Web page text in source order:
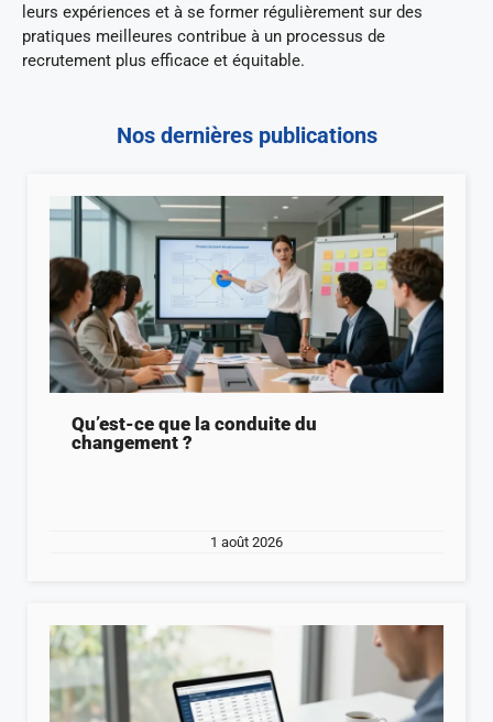
leurs expériences et à se former régulièrement sur des
pratiques meilleures contribue à un processus de
recrutement plus efficace et équitable.
Nos dernières publications
Qu’est-ce que la conduite du
changement ?
1 août 2026